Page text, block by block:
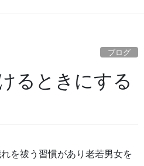
ブログ
るときにする
を祓う習慣があり老若男女を